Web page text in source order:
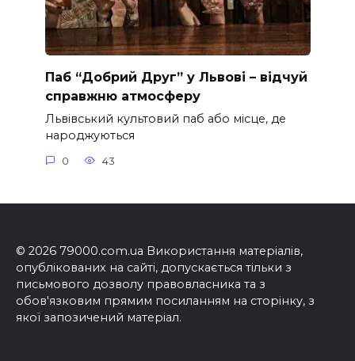
Паб “Добрий Друг” у Львові – відчуй
справжню атмосферу
Львівський культовий паб або місце, де
народжуються
0 43
© 2026 79000.com.ua Використання матеріалів,
опублікованих на сайті, допускається тільки з
письмового дозволу правовласника та з
обов'язковим прямим посиланням на сторінку, з
якої запозичений матеріал.